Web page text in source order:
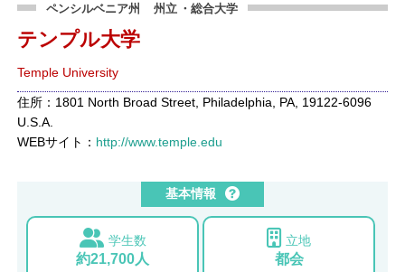
ペンシルベニア州 州立 ・総合大学
テンプル大学
Temple University
住所：1801 North Broad Street, Philadelphia, PA, 19122-6096
U.S.A.
WEBサイト： http://www.temple.edu
基本情報
学生数
約21,700人
立地
都会